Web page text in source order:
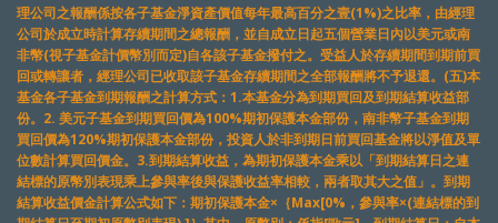
理公司之報酬係按各子基金淨資產價值每年最高百分之壹(1%)之比率，由經理
公司於成立時計算存續期間之總報酬，並自成立日起五個營業日內以美元或南
非幣(視子基金計價幣別而定)自各該子基金撥付之。受益人於存續期間到期前買
回或轉讓者，經理公司已收取該子基金存續期間之全部報酬將不予退還。(五)本
基金各子基金到期報酬之計算方式：1.本基金分為到期買回及到期結算收益部
份。2. 美元子基金到期買回價為100%期初保護本金部份，南非幣子基金到期
買回價為120%期初保護本金部份，投資人於非到期日前買回基金將以淨值及單
位數計算買回價金。3.到期結算收益，為期初保護本金乘以「到期結算日之連
結標的原幣別表現乘上參與率後與保護收益率相較，兩者取其大之值」。到期
結算收益價金計算公式如下：期初保護本金×｛Max[0%，參與率×(連結標的到